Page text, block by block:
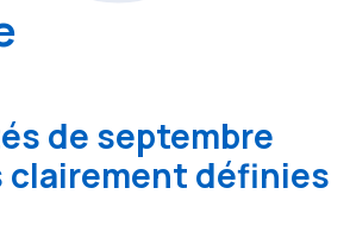
de septembre
définies